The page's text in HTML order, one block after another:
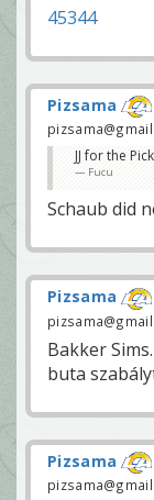
45344
Pizsama
JJ for the
Fucu
Schaub did
Pizsama
Bakker
buta
Pizsama